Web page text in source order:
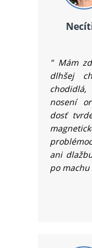
" Mám
dlhšej
nosení
dosť
ani
po machu